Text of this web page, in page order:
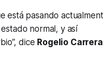
está pasando
normal, y así
dice Rogelio Carrera